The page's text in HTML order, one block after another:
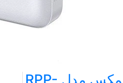
پاوربانک ریمکس مدل RPP-